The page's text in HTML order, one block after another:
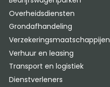
Overheidsdiensten
Grondafhandeling
Verzekeringsmaatschappijen
Verhuur en leasing
Transport en logistiek
Dienstverleners